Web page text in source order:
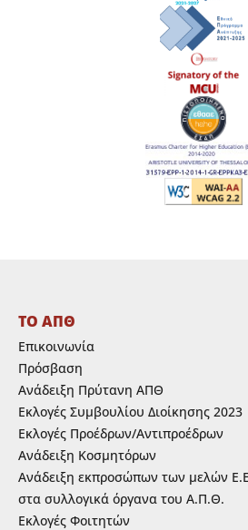
ΤΟ ΑΠΘ
Επικοινωνία
Πρόσβαση
Ανάδειξη Πρύτανη ΑΠΘ
Εκλογές Συμβουλίου Διοίκησης 2023
Εκλογές Προέδρων/Αντιπροέδρων
Ανάδειξη Κοσμητόρων
Ανάδειξη εκπροσώπων των μελών
στα συλλογικά όργανα του Α.Π.Θ.
Εκλογές Φοιτητών